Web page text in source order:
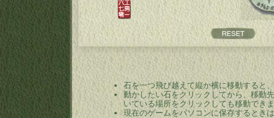
石を一つ飛び越えて縦か横に移動すると
動かしたい石をクリックしてから、移動
いている場所をクリックしても移動でき
現在のゲームをパソコンに保存するとき